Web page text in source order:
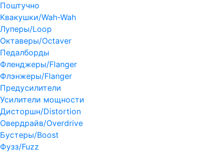
Поштучно
Квакушки/Wah-Wah
Луперы/Loop
Октаверы/Octaver
Педалборды
Фленджеры/Flanger
Флэнжеры/Flanger
Предусилители
Усилители мощности
Дисторшн/Distortion
Овердрайв/Overdrive
Бустеры/Boost
Фузз/Fuzz